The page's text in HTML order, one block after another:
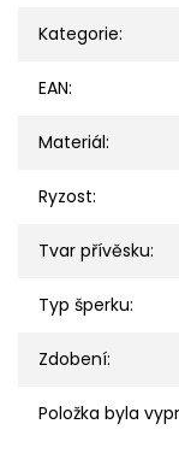
Kategorie:
EAN:
Materiál:
Ryzost:
Tvar přívěsku:
Typ šperku:
Zdobení:
Položka byla